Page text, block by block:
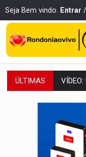
Seja Bem vindo. Entrar /
ÚLTIMAS
VÍDEO: